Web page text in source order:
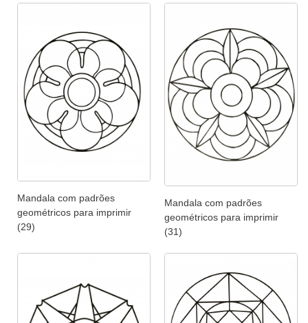
Mandala com padrões
geométricos para imprimir
(29)
Mandala com padrões
geométricos para imprimir
(31)